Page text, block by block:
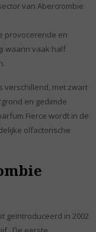
van Abercrombie
provocerende en
waarin vaak half
verschillend, met zwart
en gedimde
Fierce wordt in de
olfactorische
geïntroduceerd in 2002